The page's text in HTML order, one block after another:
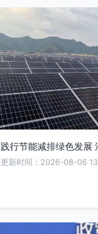
践行节能减排绿色发展
更新时间：2026-08-06